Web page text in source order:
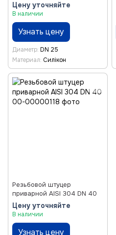
Цену уточняйте
В наличии
Узнать цену
Диаметр DN 25
Материал Силікон
Резьбовой штуцер
приварной AISI 304 DN 40
Цену уточняйте
В наличии
Узнать цену